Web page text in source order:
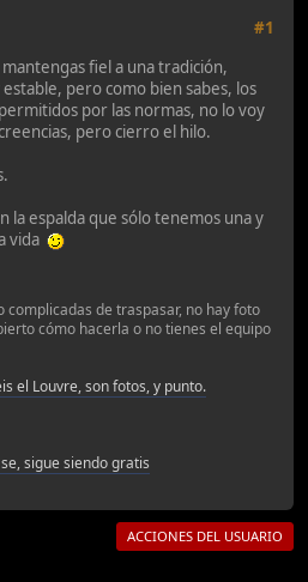
#1
fiel a una tradición,
pero como bien sabes, los
por las normas, no lo voy
pero cierro el hilo.
la espalda que sólo tenemos una y
vida
complicadas de traspasar, no hay foto
cómo hacerla o no tienes el equipo
el Louvre, son fotos, y punto.
sigue siendo gratis
ACCIONES DEL USUARIO